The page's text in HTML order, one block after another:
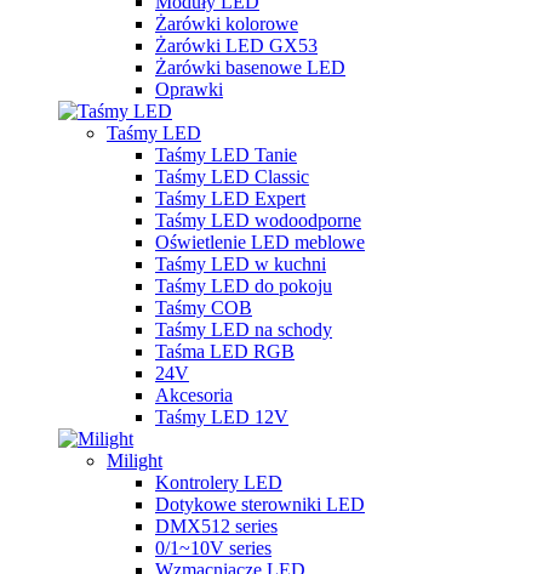
Żarówki kolorowe
Żarówki LED GX53
Żarówki basenowe LED
Oprawki
Taśmy LED
Taśmy LED Tanie
Taśmy LED Classic
Taśmy LED Expert
Taśmy LED wodoodporne
Oświetlenie LED meblowe
Taśmy LED w kuchni
Taśmy LED do pokoju
Taśmy COB
Taśmy LED na schody
Taśma LED RGB
24V
Akcesoria
Taśmy LED 12V
Milight
Kontrolery LED
Dotykowe sterowniki LED
DMX512 series
0/1~10V series
Wzmacniacze LED